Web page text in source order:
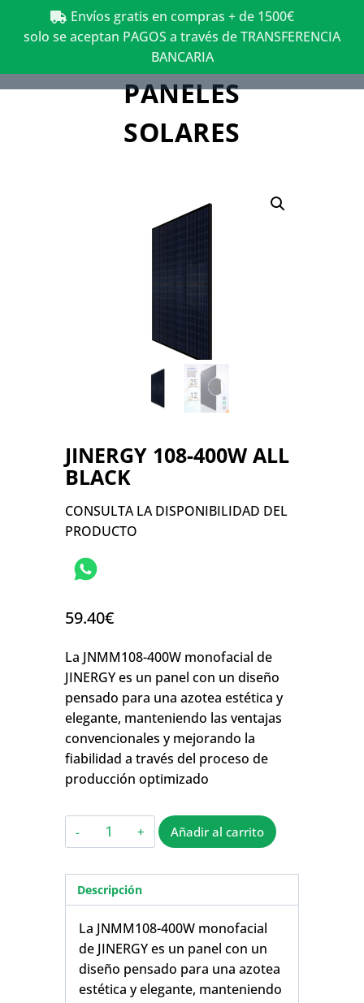
Envíos gratis en compras + de 1500€
solo se aceptan PAGOS a través de TRANSFERENCIA
BANCARIA
PANELES
SOLARES
JINERGY 108-400W ALL
BLACK
CONSULTA LA DISPONIBILIDAD DEL
PRODUCTO
59.40€
La JNMM108-400W monofacial de
JINERGY es un panel con un diseño
pensado para una azotea estética y
elegante, manteniendo las ventajas
convencionales y mejorando la
fiabilidad a través del proceso de
producción optimizado
Añadir al carrito
Descripción
La JNMM108-400W monofacial
de JINERGY es un panel con un
diseño pensado para una azotea
estética y elegante, manteniendo